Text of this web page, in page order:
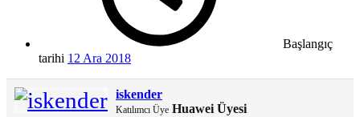
Başlangıç
tarihi 12 Ara 2018
iskender
Katılımcı Üye Huawei Üyesi